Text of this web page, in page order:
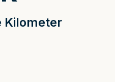
Kilometer